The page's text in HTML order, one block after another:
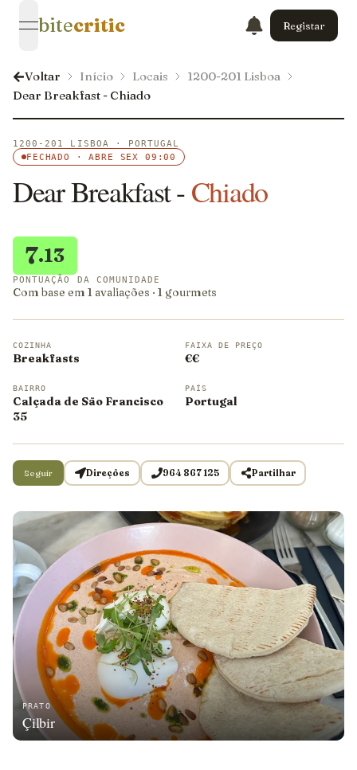
open navigation menu
bitecritic Registar
Voltar Início Locais
1200-201 Lisboa
Dear Breakfast - Chiado
PRATO
Çilbir
1200-201 LISBOA · PORTUGAL
FECHADO · ABRE SEX 09:00
Dear Breakfast -Chiado
7.13
PONTUAÇÃO DA COMUNIDADE
Com base em 1 avaliações · 1 gourmets
COZINHA
Breakfasts
FAIXA DE PREÇO
€€
BAIRRO
Calçada de São Francisco
35
PAÍS
Portugal
Seguir Direções 964 867 125 Partilhar